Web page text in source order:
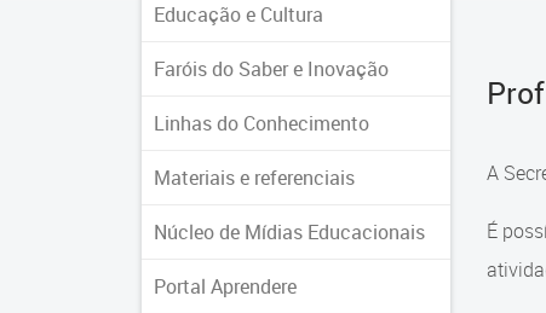
Educação e Cultura
Faróis do Saber e Inovação
Linhas do Conhecimento
Materiais e referenciais
Núcleo de Mídias Educacionais
Portal Aprendere
A
É